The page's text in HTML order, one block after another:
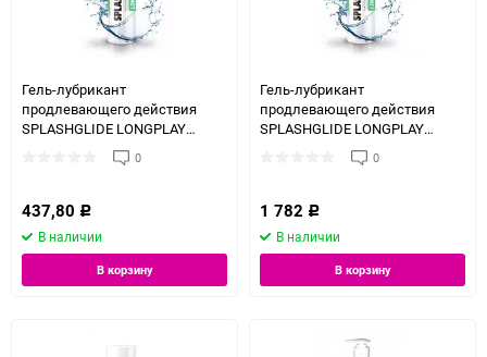
Гель-лубрикант
продлевающего действия
SPLASHGLIDE LONGPLAY
PROLONG 50МЛ 715750
0
437,80 Р
В наличии
В корзину
Гель-лубрикант
продлевающего действия
SPLASHGLIDE LONGPLAY
PROLONG 330МЛ 715746
0
1 782 Р
В наличии
В корзину